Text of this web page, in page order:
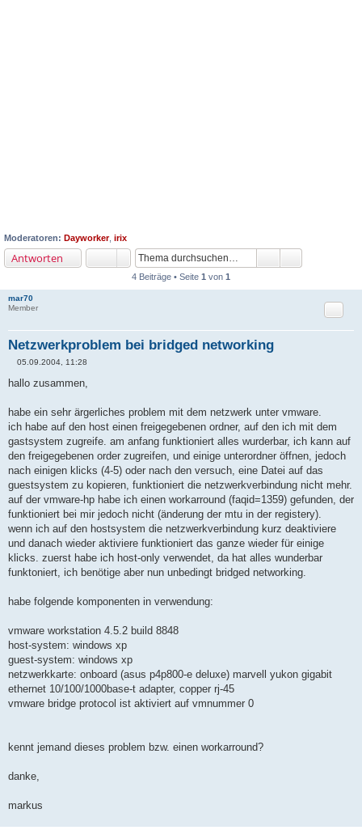
Moderatoren: Dayworker, irix
Antworten
4 Beiträge • Seite 1 von 1
mar70
Member
Netzwerkproblem bei bridged networking
Zitat
e
i
a
g
05.09.2004, 11:28
hallo zusammen,
habe ein sehr ärgerliches problem mit dem netzwerk unter vmware.
ich habe auf den host einen freigegebenen ordner, auf den ich mit dem
gastsystem zugreife. am anfang funktioniert alles wurderbar, ich kann auf
den freigegebenen order zugreifen, und einige unterordner öffnen, jedoch
nach einigen klicks (4-5) oder nach den versuch, eine Datei auf das
guestsystem zu kopieren, funktioniert die netzwerkverbindung nicht mehr.
auf der vmware-hp habe ich einen workarround (faqid=1359) gefunden, der
funktioniert bei mir jedoch nicht (änderung der mtu in der registery).
wenn ich auf den hostsystem die netzwerkverbindung kurz deaktiviere
und danach wieder aktiviere funktioniert das ganze wieder für einige
klicks. zuerst habe ich host-only verwendet, da hat alles wunderbar
funktoniert, ich benötige aber nun unbedingt bridged networking.
habe folgende komponenten in verwendung:
vmware workstation 4.5.2 build 8848
host-system: windows xp
guest-system: windows xp
netzwerkkarte: onboard (asus p4p800-e deluxe) marvell yukon gigabit
ethernet 10/100/1000base-t adapter, copper rj-45
vmware bridge protocol ist aktiviert auf vmnummer 0
kennt jemand dieses problem bzw. einen workarround?
danke,
markus